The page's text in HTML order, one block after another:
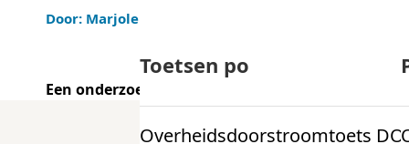
Toetsen po
Overheidsdoorstroomtoets
Centrale examens vo
Centrale examens mbo
Door: Marjolein Jongbloed, Aranka Bijl, Jasmijn
Een onderzoek naar het gebruik van AI in
Generatieve AI in het onderwijs, zoals